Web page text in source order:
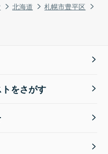
北海道
札幌市豊平区
をさがす